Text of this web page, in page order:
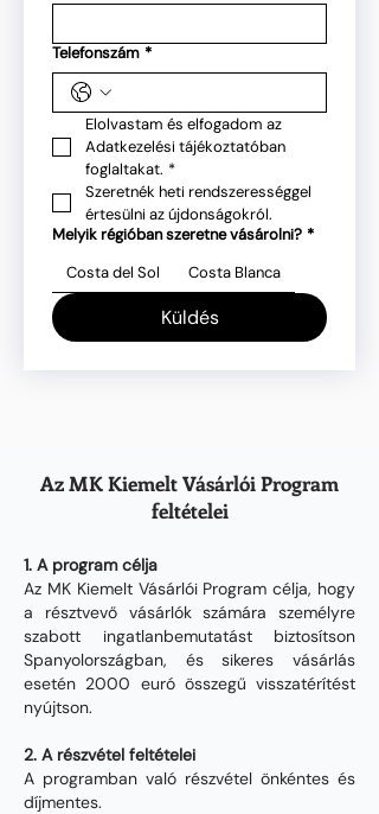
Telefonszám *
Elolvastam és elfogadom az
Adatkezelési tájékoztatóban
foglaltakat. *
Szeretnék heti rendszerességgel
értesülni az újdonságokról.
Melyik régióban szeretne vásárolni? *
Costa del Sol
Costa Blanca
Küldés
Az MK Kiemelt Vásárlói Program
feltételei
1. A program célja
Az MK Kiemelt Vásárlói Program célja, hogy
a résztvevő vásárlók számára személyre
szabott ingatlanbemutatást biztosítson
Spanyolországban, és sikeres vásárlás
esetén 2000 euró összegű visszatérítést
nyújtson.
2. A részvétel feltételei
A programban való részvétel önkéntes és
díjmentes.